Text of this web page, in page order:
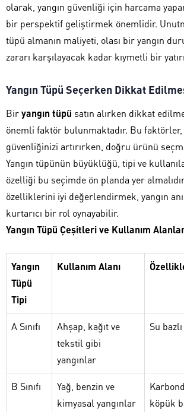
olarak, yangın güvenliği için harcama
bir perspektif geliştirmek önemlidir.
tüpü almanın maliyeti, olası bir yangın
zararı karşılayacak kadar kıymetli bir
Yangın Tüpü Seçerken Dikkat
Biryangın tüpü satın alırken dikkat
önemli faktör bulunmaktadır. Bu faktörler,
güvenliğinizi artırırken, doğru ürünü
Yangın tüpünün büyüklüğü, tipi ve
özelliği bu seçimde ön planda yer
özelliklerini iyi değerlendirmek, yangın
kurtarıcı bir rol oynayabilir.
Yangın Tüpü Çeşitleri ve Kullanım
Yangın
Tüpü
Tipi
Kullanım Alanı
A Sınıfı
Ahşap, kağıt ve
tekstil gibi
yangınlar
Su
B Sınıfı
Yağ, benzin ve
kimyasal yangınlar
köpük